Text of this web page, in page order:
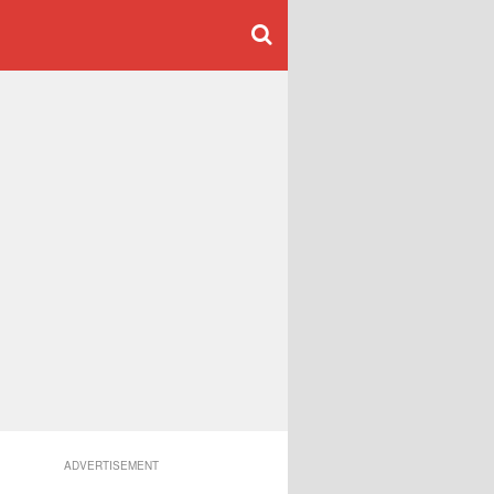
ADVERTISEMENT